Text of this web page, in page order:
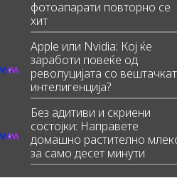
фотоапарати повторно се
хит
Apple или Nvidia: Кој ќе
заработи повеќе од
револуцијата со
интелигенција?
Без адитиви и скриени
состојки: Направете
домашно растително
за само десет минути